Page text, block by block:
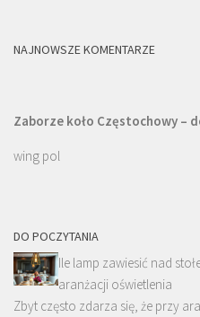
NAJNOWSZE KOMENTARZE
Zaborze koło Częstochowy –
wing pol
DO POCZYTANIA
Ile lamp zawiesić nad
aranżacji oświetlenia
Zbyt często zdarza się, że przy